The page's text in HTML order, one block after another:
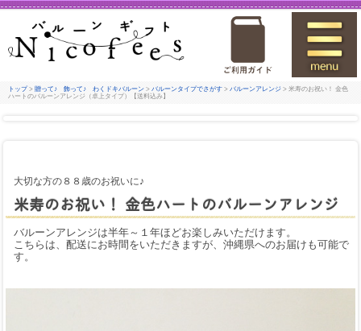
トップ > 贈って♪ 飾って♪ わくドキバルーン > バルーンタイプでさがす > バルーンアレンジ > 米寿のお祝い！ 金色
ハートのバルーンアレンジ（卓上タイプ）【送料込み】
大切な方の８８歳のお祝いに♪
米寿のお祝い！ 金色ハートのバルーンアレンジ
バルーンアレンジは半年～１年ほどお楽しみいただけます。
こちらは、配送にお時間をいただきますが、沖縄県へのお届けも可能で
す。